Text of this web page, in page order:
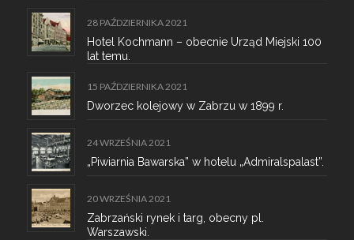
28 PAŹDZIERNIKA 2021
Hotel Kochmann – obecnie Urząd Miejski 100
lat temu.
15 PAŹDZIERNIKA 2021
Dworzec kolejowy w Zabrzu w 1899 r.
24 WRZEŚNIA 2021
„Piwiarnia Bawarska” w hotelu „Admiralspalast”.
20 WRZEŚNIA 2021
Zabrzański rynek i targ, obecny pl.
Warszawski.